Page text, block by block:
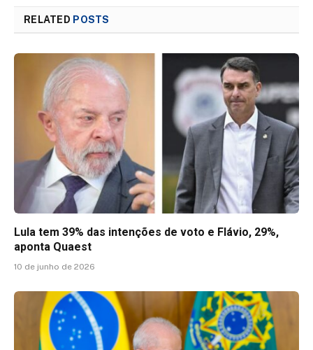
RELATED POSTS
Lula tem 39% das intenções de voto e Flávio, 29%,
aponta Quaest
10 de junho de 2026